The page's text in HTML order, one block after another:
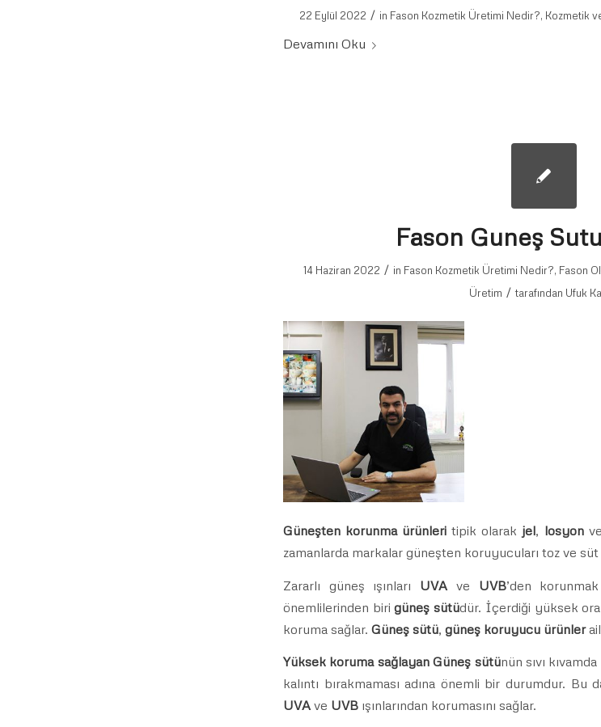
22 Eylül 2022 / in Fason Kozmetik Üretimi Nedir?, Kozmetik
Devamını Oku
Fason Guneş
14 Haziran 2022 / in Fason Kozmetik Üretimi Nedir?, Fason
Üretim / tarafından Ufuk
Güneşten korunma ürünleri tipik olarak jel, losyon
zamanlarda markalar güneşten koruyucuları toz ve
Zararlı güneş ışınları UVA ve UVB’den
önemlilerinden birigüneş sütüdür. İçerdiği yüksek
koruma sağlar. Güneş sütü, güneş koruyucu ürünler
Yüksek koruma sağlayan Güneş sütünün sıvı
kalıntı bırakmaması adına önemli bir durumdur.
UVAve UVB ışınlarından korumasını sağlar.